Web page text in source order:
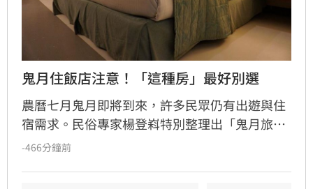
鬼月住飯店注意！「這種房」最好別選
農曆七月鬼月即將到來，許多民眾仍有出遊與住
宿需求。民俗專家楊登嵙特別整理出「鬼月旅遊
住宿10大禁忌」，提醒民眾在入住飯店或民宿
-466分鐘前